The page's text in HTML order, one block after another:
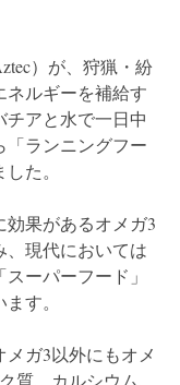
）が、狩猟・紛
ネルギーを補給す
チアと水で一日中
「ランニングフー
た。
果があるオメガ3
、現代においては
スーパーフード」
す。
ガ3以外にもオメ
質、カルシウム、